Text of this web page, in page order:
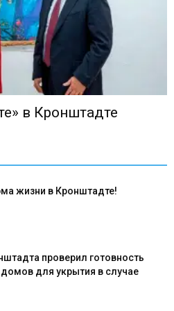
в Кронштадте
жизни в Кронштадте!
проверил готовность
для укрытия в случае